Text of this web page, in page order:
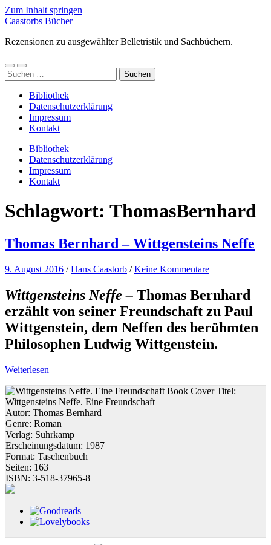
Zum Inhalt springen
Caastorbs Bücher
Rezensionen zu ausgewählter Belletristik und Sachbüchern.
Mobile-
Menü
Suchfeld
ein-/ausblenden
Suchen
nach:
Bibliothek
Datenschutzerklärung
Impressum
Kontakt
Bibliothek
Datenschutzerklärung
Impressum
Kontakt
Schlagwort: ThomasBernhard
Thomas Bernhard – Wittgensteins Neffe
9. August 2016 /Hans Caastorb /Keine Kommentare
Wittgensteins Neffe – Thomas Bernhard
erzählt von seiner Freundschaft zu Paul
Wittgenstein, dem Neffen des berühmten
Philosophen Ludwig Wittgenstein.
Weiterlesen
Titel:
Wittgensteins Neffe. Eine Freundschaft
Autor: Thomas Bernhard
Genre: Roman
Verlag: Suhrkamp
Erscheinungsdatum: 1987
Format: Taschenbuch
Seiten: 163
ISBN: 3-518-37965-8